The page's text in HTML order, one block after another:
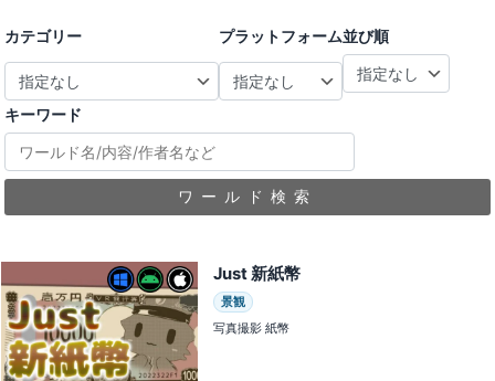
カテゴリー プラットフォーム並び順
キーワード
ワールド検索
Just 新紙幣
景観
写真撮影 紙幣